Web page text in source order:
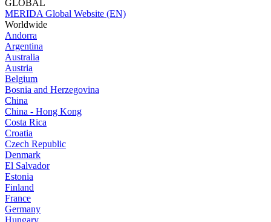
GLOBAL
MERIDA Global Website (EN)
Worldwide
Andorra
Argentina
Australia
Austria
Belgium
Bosnia and Herzegovina
China
China - Hong Kong
Costa Rica
Croatia
Czech Republic
Denmark
El Salvador
Estonia
Finland
France
Germany
Hungary